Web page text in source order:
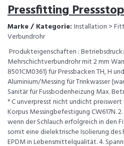
Pressfitting
Marke / Kategorie: Installation >
Verbundrohr
Produkteigenschaften :
Mehrschichtverbundrohr mit 2 mm
8501CM0361) für Pressbacken TH, H
Aluminium/Messing für Trinkwasser
Sanitär für Fussbodenheizung Max.
° C unverpresst nicht undicht
Korpus Messingbefestigung CW617N.
wenn der Schlauch erfolgreich in den
somit eine dielektrische Isolierung des
EPDM in Lebensmittelqualität. 4.